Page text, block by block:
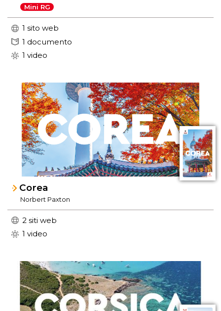
Mini RG
1 sito web
1 documento
1 video
Corea
Norbert Paxton
2 siti web
1 video